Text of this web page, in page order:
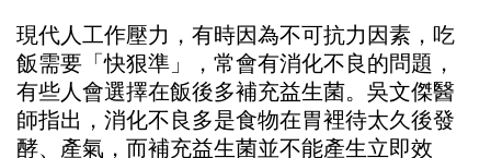
現代人工作壓力，有時因為不可抗力因素，吃
飯需要「快狠準」，常會有消化不良的問題，
有些人會選擇在飯後多補充益生菌。吳文傑醫
師指出，消化不良多是食物在胃裡待太久後發
酵、產氣，而補充益生菌並不能產生立即效